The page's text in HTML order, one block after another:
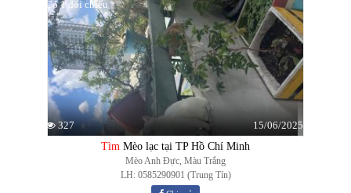
327 15/06/2025
Có 1 đối chiếu
Tìm Mèo lạc tại TP Hồ Chí Minh
Mèo Anh Đực, Màu Trắng
LH: 0585290901 (Trung Tín)